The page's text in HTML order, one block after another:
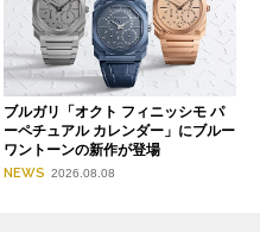
ブルガリ「オクト フィニッシモ パ
ーペチュアル カレンダー」にブルー
ワントーンの新作が登場
NEWS 2026.08.08